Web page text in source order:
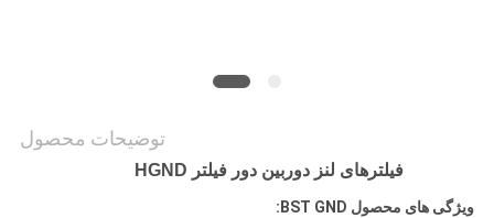
توضیحات محصول
فیلترهای لنز دوربین دور فیلتر HGND
ویژگی های محصول BST GND: